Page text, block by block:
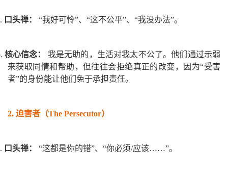
口头禅： “我好可怜”、“这不公平”、“我没办法”。
核心信念：
我是无助的，生活对我太不公了。他们通过示弱
来获取同情和帮助，但往往会拒绝真正的改变，因为“受害
者”的身份能让他们免于承担责任。
2. 迫害者（The Persecutor）
口头禅： “这都是你的错”、“你必须/应该……”。